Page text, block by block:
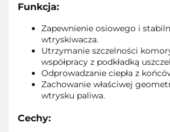
Funkcja:
Zapewnienie osiowego i
wtryskiwacza.
Utrzymanie szczelności
współpracy z podkładką
Odprowadzanie ciepła z
Zachowanie właściwej
wtrysku paliwa.
Cechy: